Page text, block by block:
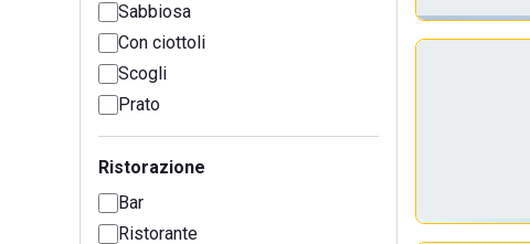
Sabbiosa
Con ciottoli
Scogli
Prato
Ristorazione
Bar
Ristorante